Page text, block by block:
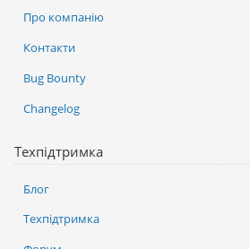
Про компанію
Контакти
Bug Bounty
Changelog
Техпідтримка
Блог
Техпідтримка